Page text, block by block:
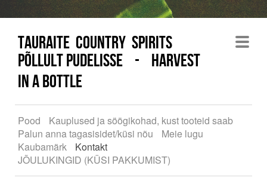
tauraite country spirits
Põllult pudelisse - Harvest
in a bottle
Pood
Kauplused ja söögikohad, kust tooteid saab
Palun anna tagasisidet/küsi nõu
Meie lugu
Kaubamärk
Kontakt
JÕULUKINGID (KÜSI PAKKUMIST)